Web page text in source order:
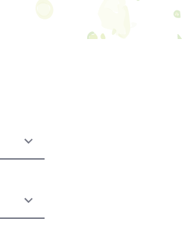
Trening Umiejętności